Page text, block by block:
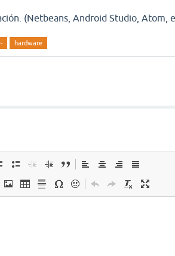
(Netbeans, Android Studio, Atom,
hardware